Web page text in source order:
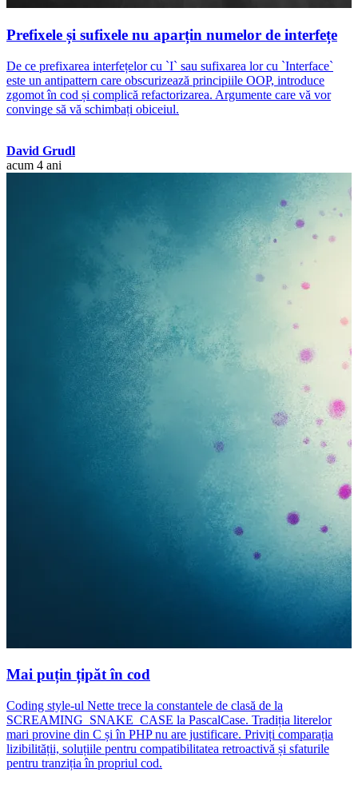
Prefixele și sufixele nu aparțin numelor de interfețe
De ce prefixarea interfețelor cu `I` sau sufixarea lor cu `Interface`
este un antipattern care obscurizează principiile OOP, introduce
zgomot în cod și complică refactorizarea. Argumente care vă vor
convinge să vă schimbați obiceiul.
David Grudl
acum 4 ani
Mai puțin țipăt în cod
Coding style-ul Nette trece la constantele de clasă de la
SCREAMING_SNAKE_CASE la PascalCase. Tradiția literelor
mari provine din C și în PHP nu are justificare. Priviți comparația
lizibilității, soluțiile pentru compatibilitatea retroactivă și sfaturile
pentru tranziția în propriul cod.